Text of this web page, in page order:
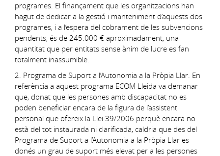
programes. El finançament que les organitzacions han
hagut de dedicar a la gestió i manteniment d’aquests dos
programes, i a l’espera del cobrament de les subvencions
pendents, és de 245.000 € aproximadament, una
quantitat que per entitats sense ànim de lucre es fan
totalment inassumible.
2. Programa de Suport a l’Autonomia a la Pròpia Llar. En
referència a aquest programa ECOM Lleida va demanar
que, donat que les persones amb discapacitat no es
poden beneficiar encara de la figura de l’assistent
personal que ofereix la Llei 39/2006 perquè encara no
està del tot instaurada ni clarificada, caldria que des del
Programa de Suport a l’Autonomia a la Pròpia Llar es
donés un grau de suport més elevat per a les persones